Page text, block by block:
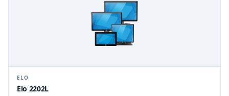
ELO
Elo 2202L